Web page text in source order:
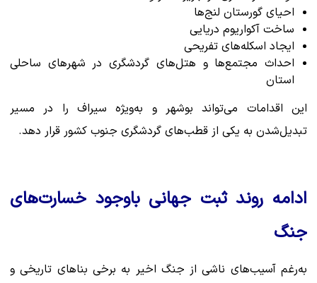
احیای گورستان لنج‌ها
ساخت آکواریوم دریایی
ایجاد اسکله‌های تفریحی
احداث مجتمع‌ها و هتل‌های گردشگری در شهرهای ساحلی
استان
این اقدامات می‌تواند بوشهر و به‌ویژه سیراف را در مسیر
تبدیل‌شدن به یکی از قطب‌های گردشگری جنوب کشور قرار دهد.
ادامه روند ثبت جهانی باوجود خسارت‌های
جنگ
به‌رغم آسیب‌های ناشی از جنگ اخیر به برخی بناهای تاریخی و